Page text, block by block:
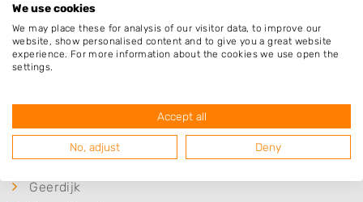
Plaatsen in de buurt
Westerhaar-Vriezenveensewijk
Vriezenveen
Geerdijk
We use cookies
We may place these for analysis of our visitor data, to improve our
website, show personalised content and to give you a great website
experience. For more information about the cookies we use open the
settings.
Accept all
No, adjust Deny